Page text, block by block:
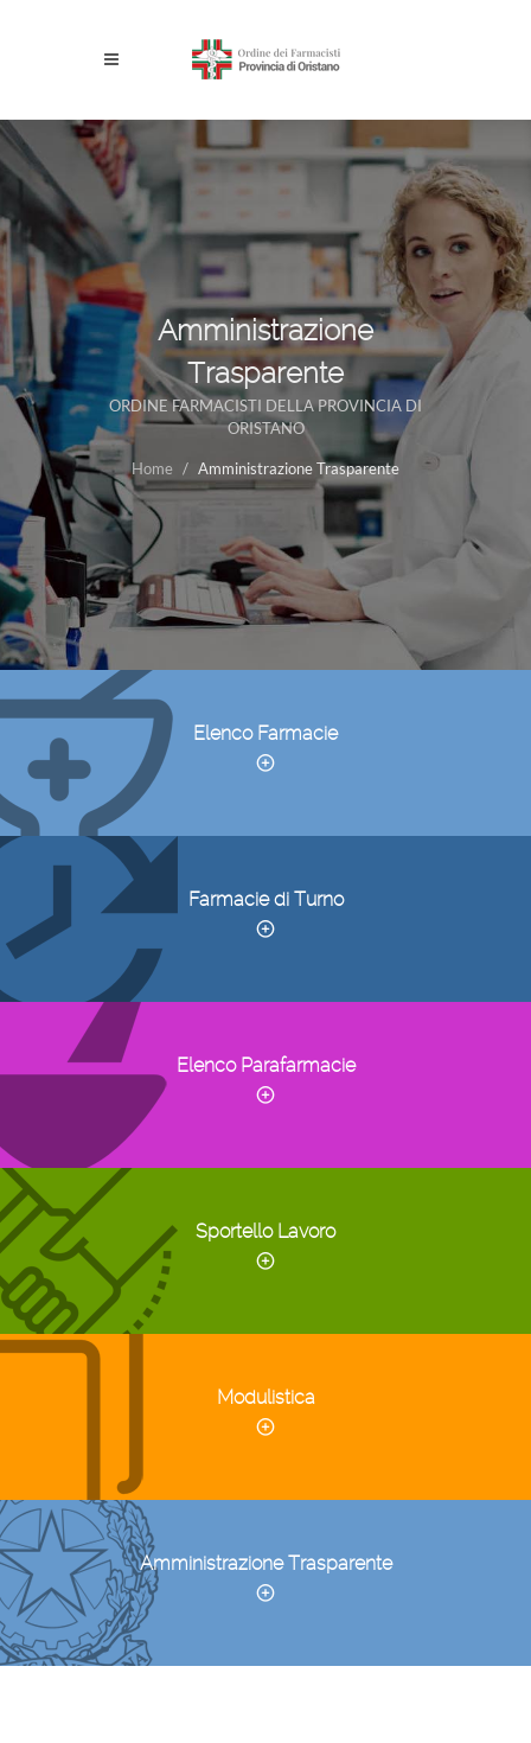
Amministrazione
Trasparente
ORDINE FARMACISTI DELLA PROVINCIA DI
ORISTANO
Home Amministrazione Trasparente
Elenco Farmacie
Farmacie di Turno
Elenco Parafarmacie
Sportello Lavoro
Modulistica
Amministrazione Trasparente